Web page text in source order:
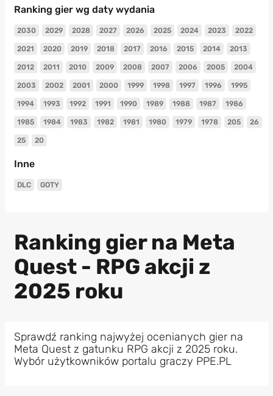
Ranking gier wg daty wydania
2030 2029 2028 2027 2026 2025 2024 2023 2022
2021 2020 2019 2018 2017 2016 2015 2014 2013
2012 2011 2010 2009 2008 2007 2006 2005 2004
2003 2002 2001 2000 1999 1998 1997 1996 1995
1994 1993 1992 1991 1990 1989 1988 1987 1986
1985 1984 1983 1982 1981 1980 1979 1978 205 26
25 20
Inne
DLC GOTY
Ranking gier na Meta
Quest - RPG akcji z
2025 roku
Sprawdź ranking najwyżej ocenianych gier na
Meta Quest z gatunku RPG akcji z 2025 roku.
Wybór użytkowników portalu graczy PPE.PL